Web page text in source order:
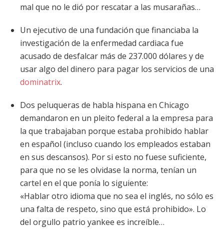
mal que no le dió por rescatar a las musarañas…
Un ejecutivo de una fundación que financiaba la
investigación de la enfermedad cardiaca fue
acusado de desfalcar más de 237.000 dólares y de
usar algo del dinero para pagar los servicios de una
dominatrix.
Dos peluqueras de habla hispana en Chicago
demandaron en un pleito federal a la empresa para
la que trabajaban porque estaba prohibido hablar
en español (incluso cuando los empleados estaban
en sus descansos). Por si esto no fuese suficiente,
para que no se les olvidase la norma, tenían un
cartel en el que ponía lo siguiente:
«Hablar otro idioma que no sea el inglés, no sólo es
una falta de respeto, sino que está prohibido». Lo
del orgullo patrio yankee es increíble…